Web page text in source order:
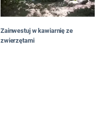
Zainwestuj w kawiarnię ze
zwierzętami